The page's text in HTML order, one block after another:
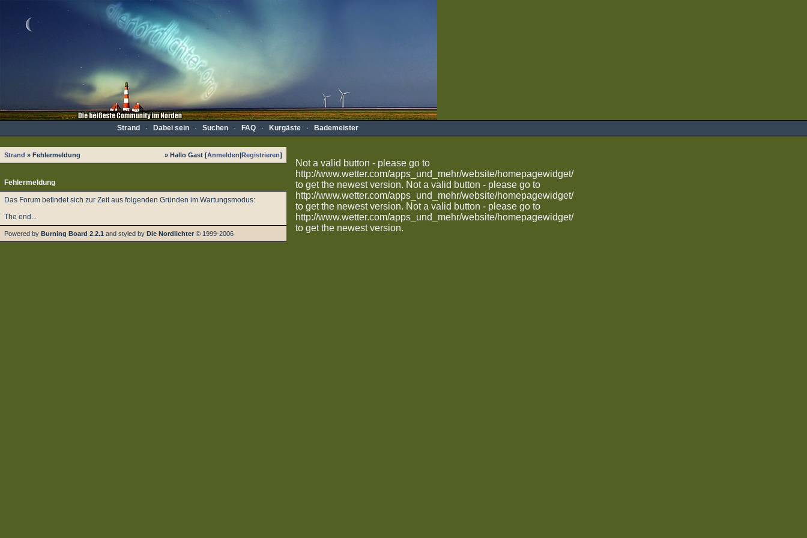
Strand · Dabei sein· Suchen· FAQ· Kurgäste· Bademeister
Strand » Fehlermeldung » Hallo Gast [Anmelden|Registrieren]
Fehlermeldung
Das Forum befindet sich zur Zeit aus folgenden Gründen im Wartungsmodus:
The end...
Powered by Burning Board 2.2.1 and styled by Die Nordlichter © 1999-2006
Not a valid button - please go to
http://www.wetter.com/apps_und_mehr/website/homepagewidget/
to get the newest version. Not a valid button - please go to
http://www.wetter.com/apps_und_mehr/website/homepagewidget/
to get the newest version. Not a valid button - please go to
http://www.wetter.com/apps_und_mehr/website/homepagewidget/
to get the newest version.